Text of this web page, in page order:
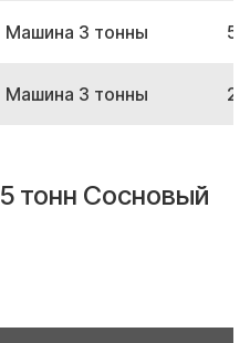
Машина 3 тонны
Машина 3 тонны
тонн Сосновый